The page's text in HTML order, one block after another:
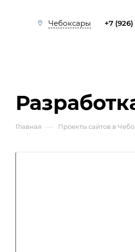
Чебоксары +7
Главная — Проекты сайтов в